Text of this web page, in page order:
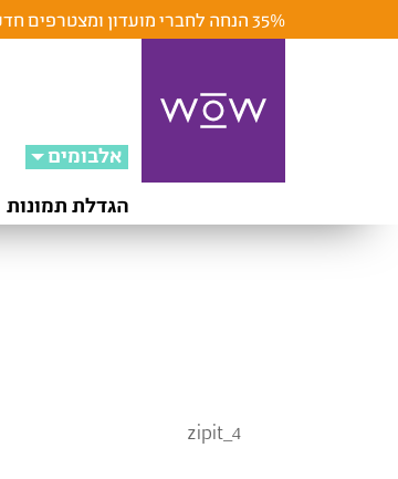
35% הנחה לחברי מועדון ומצטרפים חדשים |
אלבומים
הגדלת תמונות
zipit_4